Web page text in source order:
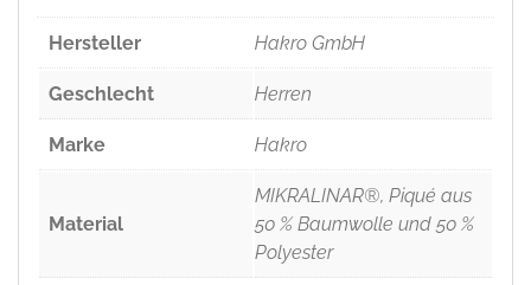
Hersteller Hakro GmbH
Geschlecht Herren
Marke Hakro
Material
MIKRALINAR®, Piqué aus
50 % Baumwolle und 50 %
Polyester